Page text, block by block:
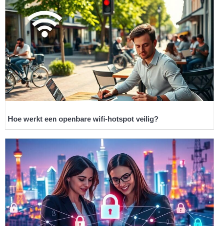
Hoe werkt een openbare wifi-hotspot veilig?